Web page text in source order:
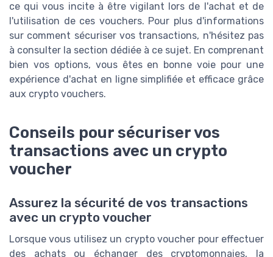
ce qui vous incite à être vigilant lors de l'achat et de
l'utilisation de ces vouchers. Pour plus d'informations
sur comment sécuriser vos transactions, n'hésitez pas
à consulter la section dédiée à ce sujet. En comprenant
bien vos options, vous êtes en bonne voie pour une
expérience d'achat en ligne simplifiée et efficace grâce
aux crypto vouchers.
Conseils pour sécuriser vos
transactions avec un crypto
voucher
Assurez la sécurité de vos transactions
avec un crypto voucher
Lorsque vous utilisez un crypto voucher pour effectuer
des achats ou échanger des cryptomonnaies, la